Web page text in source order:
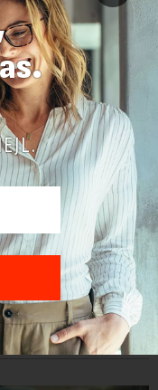
Properties
Beogradskog
"Sava Properties
dinara, a u koji
parcele i